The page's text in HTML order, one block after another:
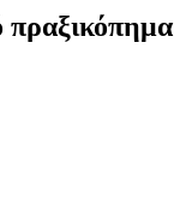
πραξικόπημα